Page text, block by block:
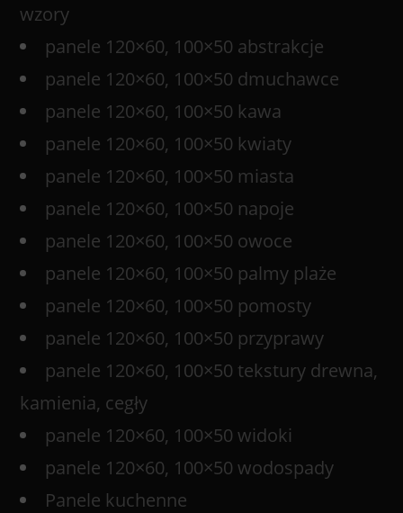
wzory
panele 120×60, 100×50 abstrakcje
panele 120×60, 100×50 dmuchawce
panele 120×60, 100×50 kawa
panele 120×60, 100×50 kwiaty
panele 120×60, 100×50 miasta
panele 120×60, 100×50 napoje
panele 120×60, 100×50 owoce
panele 120×60, 100×50 palmy plaże
panele 120×60, 100×50 pomosty
panele 120×60, 100×50 przyprawy
panele 120×60, 100×50 tekstury drewna,
kamienia, cegły
panele 120×60, 100×50 widoki
panele 120×60, 100×50 wodospady
Panele kuchenne